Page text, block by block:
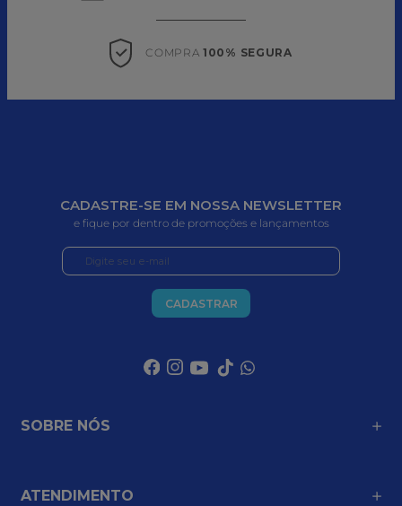
COMPRA 100% SEGURA
CADASTRE-SE EM NOSSA NEWSLETTER
e fique por dentro de promoções e lançamentos
CADASTRAR
SOBRE NÓS
ATENDIMENTO